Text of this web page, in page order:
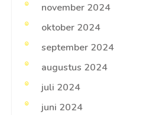
november 2024
oktober 2024
september 2024
augustus 2024
juli 2024
juni 2024